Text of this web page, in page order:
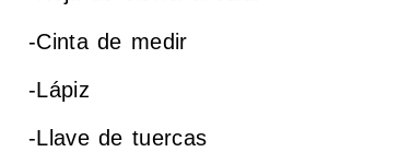
-Cinta de medir
-Lápiz
-Llave de tuercas